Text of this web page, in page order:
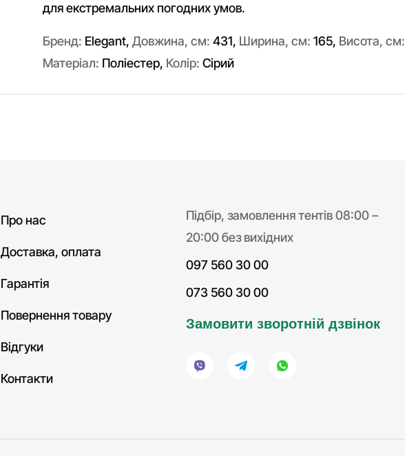
для екстремальних погодних умов.
Бренд: Elegant, Довжина, см: 431, Ширина, см: 165, Висота, см:
Матеріал: Поліестер, Колір: Сірий
Про нас
Доставка, оплата
Гарантія
Повернення товару
Відгуки
Контакти
Підбір, замовлення тентів 08:00 –
20:00 без вихідних
097 560 30 00
073 560 30 00
Замовити зворотній дзвінок